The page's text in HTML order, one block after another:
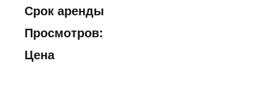
Срок аренды
Просмотров:
Цена